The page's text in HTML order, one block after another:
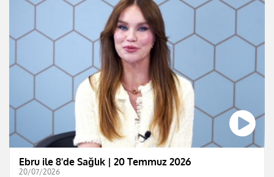
Ebru ile 8'de Sağlık | 20 Temmuz 2026
20/07/2026